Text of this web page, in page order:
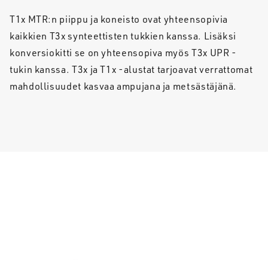
T1x MTR:n piippu ja koneisto ovat yhteensopivia
kaikkien T3x synteettisten tukkien kanssa. Lisäksi
konversiokitti se on yhteensopiva myös T3x UPR -
tukin kanssa. T3x ja T1x -alustat tarjoavat verrattomat
mahdollisuudet kasvaa ampujana ja metsästäjänä.